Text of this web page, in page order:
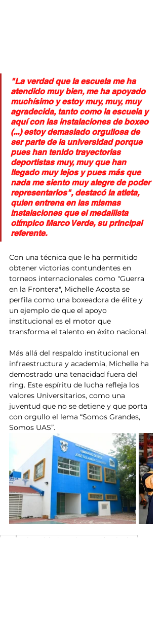
"La verdad que la escuela me ha
atendido muy bien, me ha apoyado
muchísimo y estoy muy, muy, muy
agradecida, tanto como la escuela y
aquí con las instalaciones de boxeo
(...) estoy demasiado orgullosa de
ser parte de la universidad porque
pues han tenido trayectorias
deportistas muy, muy que han
llegado muy lejos y pues más que
nada me siento muy alegre de poder
representarlos", destacó la atleta,
quien entrena en las mismas
instalaciones que el medallista
olímpico Marco Verde, su principal
referente.
Con una técnica que le ha permitido
obtener victorias contundentes en
torneos internacionales como "Guerra
en la Frontera", Michelle Acosta se
perfila como una boxeadora de élite y
un ejemplo de que el apoyo
institucional es el motor que
transforma el talento en éxito nacional.
Más allá del respaldo institucional en
infraestructura y academia, Michelle ha
demostrado una tenacidad fuera del
ring. Este espíritu de lucha refleja los
valores Universitarios, como una
juventud que no se detiene y que porta
con orgullo el lema “Somos Grandes,
Somos UAS”.
Universidad Autónoma de Sinaloa